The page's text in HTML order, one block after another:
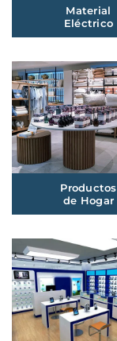
Material
Eléctrico
Productos
de Hogar